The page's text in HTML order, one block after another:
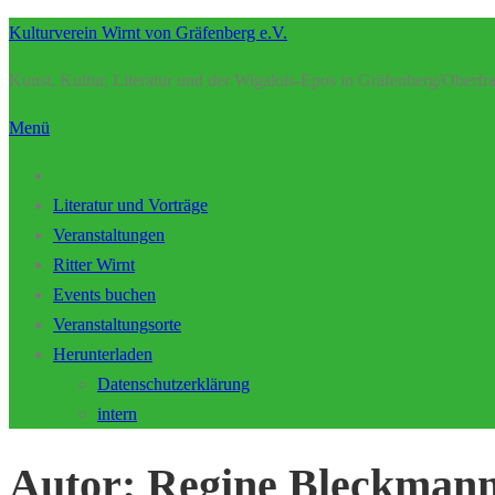
Zum
springen
Kulturverein Wirnt von Gräfenberg e.V.
Kunst, Kultur, Literatur und der Wigalois-Epos in Gräfenberg/
Menü
Literatur und Vorträge
Veranstaltungen
Ritter Wirnt
Events buchen
Veranstaltungsorte
Herunterladen
Datenschutzerklärung
intern
Autor: Regine